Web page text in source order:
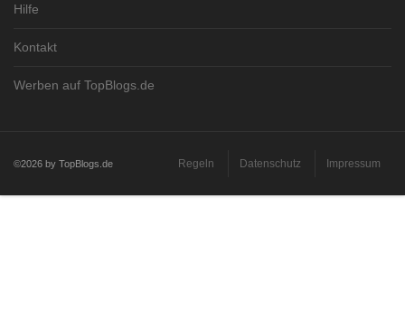
Hilfe
Kontakt
Werben auf TopBlogs.de
©2026 by TopBlogs.de Regeln Datenschutz Impressum